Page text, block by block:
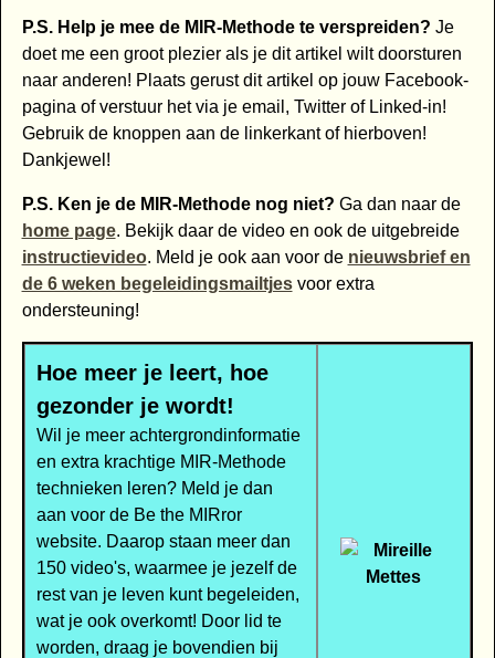
P.S. Help je mee de MIR-Methode te verspreiden? Je
doet me een groot plezier als je dit artikel wilt doorsturen
naar anderen! Plaats gerust dit artikel op jouw Facebook-
pagina of verstuur het via je email, Twitter of Linked-in!
Gebruik de knoppen aan de linkerkant of hierboven!
Dankjewel!
P.S. Ken je de MIR-Methode nog niet? Ga dan naar de
home page. Bekijk daar de video en ook de uitgebreide
instructievideo. Meld je ook aan voor de nieuwsbrief en
de 6 weken begeleidingsmailtjesvoor extra
ondersteuning!
Hoe meer je leert, hoe
gezonder je wordt!
Wil je meer achtergrondinformatie
en extra krachtige MIR-Methode
technieken leren? Meld je dan
aan voor de Be the MIRror
website. Daarop staan meer dan
150 video's, waarmee je jezelf de
rest van je leven kunt begeleiden,
wat je ook overkomt! Door lid te
worden, draag je bovendien bij